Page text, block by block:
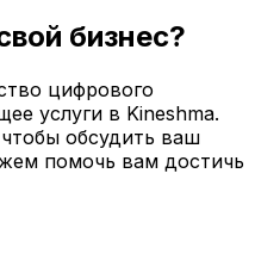
бизнес?
цифрового
услуги в Kineshma.
обсудить ваш
помочь вам достичь